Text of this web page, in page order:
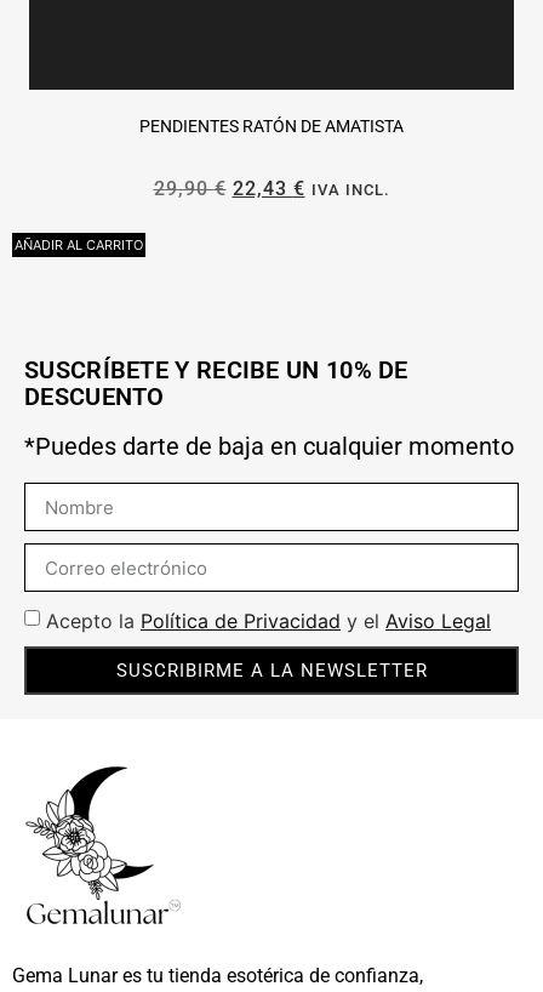
PENDIENTES RATÓN DE AMATISTA
29,90€ 22,43 € IVA INCL.
AÑADIR AL CARRITO
SUSCRÍBETE Y RECIBE UN 10% DE
DESCUENTO
*Puedes darte de baja en cualquier momento
Acepto la Política de Privacidad y el Aviso Legal
SUSCRIBIRME A LA NEWSLETTER
Gema Lunar es tu tienda esotérica de confianza,